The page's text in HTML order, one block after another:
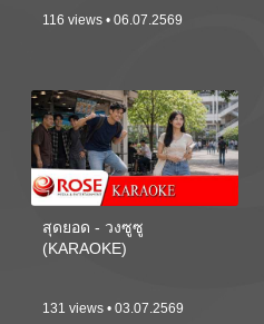
116 views • 06.07.2569
สุดยอด - วงซูซู
(KARAOKE)
131 views • 03.07.2569